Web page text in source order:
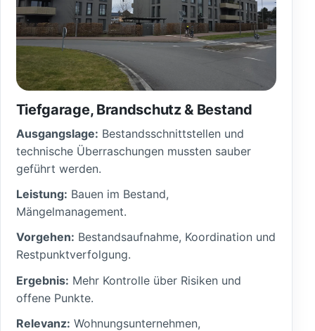
Tiefgarage, Brandschutz & Bestand
Ausgangslage: Bestandsschnittstellen und
technische Überraschungen mussten sauber
geführt werden.
Leistung: Bauen im Bestand,
Mängelmanagement.
Vorgehen: Bestandsaufnahme, Koordination und
Restpunktverfolgung.
Ergebnis: Mehr Kontrolle über Risiken und
offene Punkte.
Relevanz: Wohnungsunternehmen,